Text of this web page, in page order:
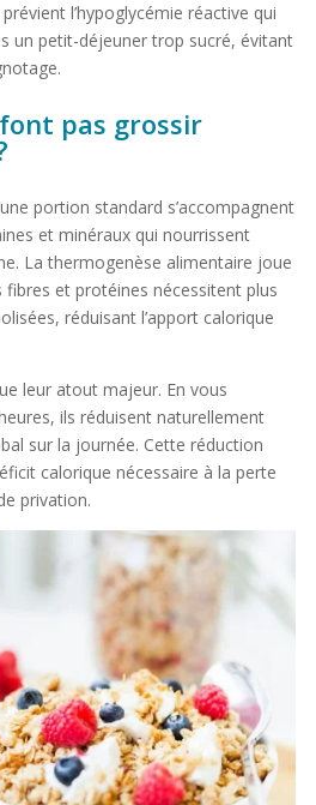
l’hypoglycémie réactive qui
un petit-déjeuner trop sucré, évitant
pas grossir
portion standard s’accompagnent
et minéraux qui nourrissent
La thermogenèse alimentaire joue
et protéines nécessitent plus
réduisant l’apport calorique
leur atout majeur. En vous
ils réduisent naturellement
sur la journée. Cette réduction
calorique nécessaire à la perte
privation.